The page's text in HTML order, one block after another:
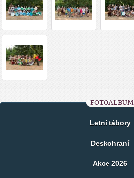
FOTOALBUM
Letní tábory
Deskohraní
Akce 2026